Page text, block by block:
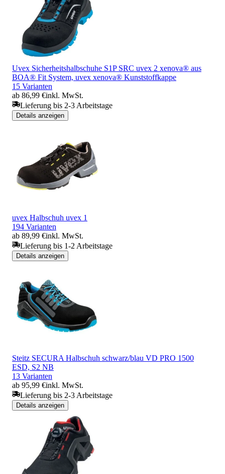
Uvex Sicherheitshalbschuhe S1P SRC uvex 2 xenova® aus
BOA® Fit System, uvex xenova® Kunststoffkappe
15 Varianten
ab 86,99 €inkl. MwSt.
Lieferung bis 2-3 Arbeitstage
Details anzeigen
uvex Halbschuh uvex 1
194 Varianten
ab 89,99 €inkl. MwSt.
Lieferung bis 1-2 Arbeitstage
Details anzeigen
Steitz SECURA Halbschuh schwarz/blau VD PRO 1500
ESD, S2 NB
13 Varianten
ab 95,99 €inkl. MwSt.
Lieferung bis 2-3 Arbeitstage
Details anzeigen